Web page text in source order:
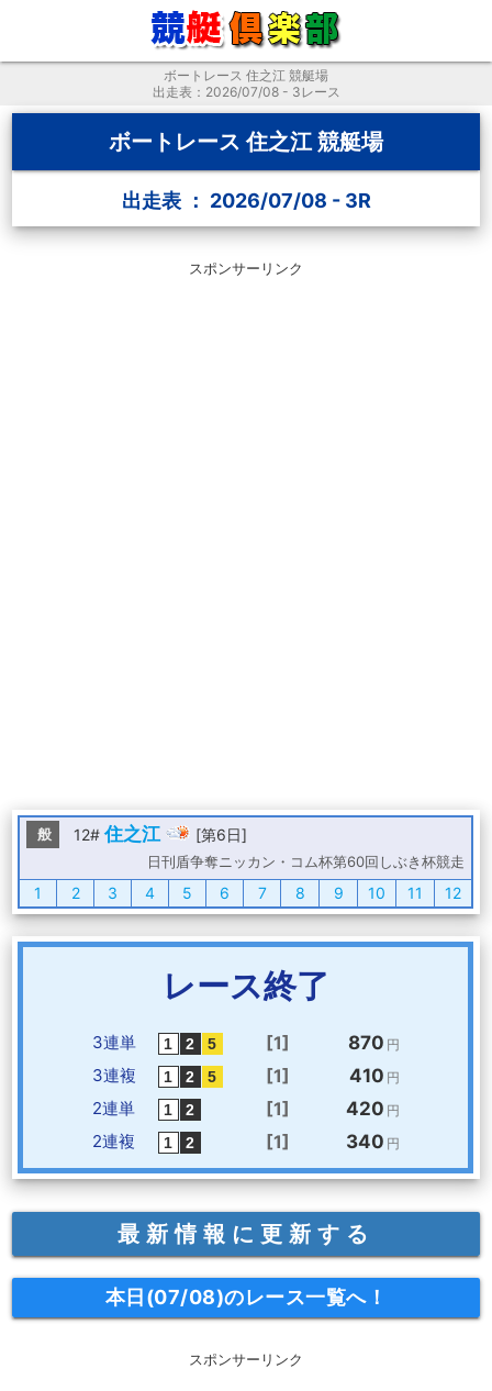
ボートレース 住之江 競艇場
出走表：2026/07/08 - 3レース
ボートレース 住之江 競艇場
出走表 ： 2026/07/08 - 3R
スポンサーリンク
般 12#住之江 [第6日]
日刊盾争奪ニッカン・コム杯第60回しぶき杯競走
1 2 3 4 5 6 7 8 9 10 11 12
レース終了
3連単 [1] 870 円
3連複 [1] 410 円
2連単 [1] 420 円
2連複 [1] 340 円
最新情報に更新する
本日(07/08)のレース一覧へ！
スポンサーリンク